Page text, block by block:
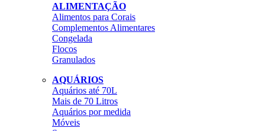
ALIMENTAÇÃO
Alimentos para Corais
Complementos Alimentares
Congelada
Flocos
Granulados
AQUÁRIOS
Aquários até 70L
Mais de 70 Litros
Aquários por medida
Móveis